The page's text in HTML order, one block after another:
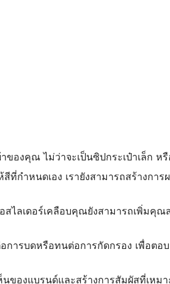
องคุณ ไม่ว่าจะเป็นซิปกระเป๋าเล็ก หรื
กําหนดเอง เรายังสามารถสร้างกา
ไลเดอร์เคลือบคุณยังสามารถเพิ่มคุ
ารบดหรือทนต่อการกัดกรอง เพื่อต
องแบรนด์และสร้างการสัมผัสที่เห